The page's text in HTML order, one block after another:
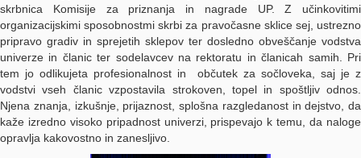
skrbnica Komisije za priznanja in nagrade UP. Z učinkovitimi
organizacijskimi sposobnostmi skrbi za pravočasne sklice sej, ustrezno
pripravo gradiv in sprejetih sklepov ter dosledno obveščanje vodstva
univerze in članic ter sodelavcev na rektoratu in članicah samih. Pri
tem jo odlikujeta profesionalnost in občutek za sočloveka, saj je z
vodstvi vseh članic vzpostavila strokoven, topel in spoštljiv odnos.
Njena znanja, izkušnje, prijaznost, splošna razgledanost in dejstvo, da
kaže izredno visoko pripadnost univerzi, prispevajo k temu, da naloge
opravlja kakovostno in zanesljivo.